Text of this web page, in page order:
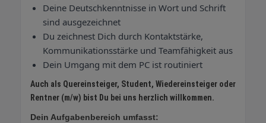
Deine Deutschkenntnisse in Wort und Schrift
sind ausgezeichnet
Du zeichnest Dich durch Kontaktstärke,
Kommunikationsstärke und Teamfähigkeit aus
Dein Umgang mit dem PC ist routiniert
Auch als Quereinsteiger, Student, Wiedereinsteiger oder
Rentner (m/w) bist Du bei uns herzlich willkommen.
Dein Aufgabenbereich umfasst: